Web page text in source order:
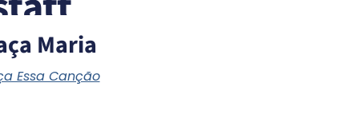
Maria
Essa Canção